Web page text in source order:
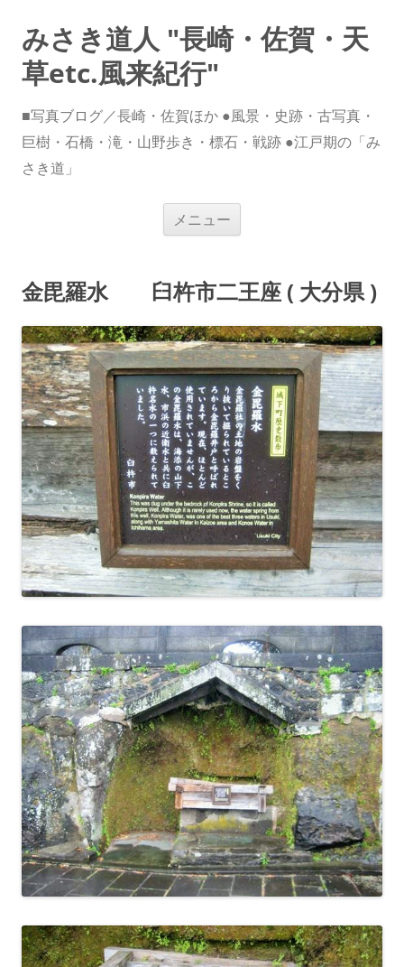
みさき道人 "長崎・佐賀・天
草etc.風来紀行"
■写真ブログ／長崎・佐賀ほか ●風景・史跡・古写真・
巨樹・石橋・滝・山野歩き・標石・戦跡 ●江戸期の「み
さき道」
メニュー
ス
キ
プ
金毘羅水 臼杵市二王座 ( 大分県 )